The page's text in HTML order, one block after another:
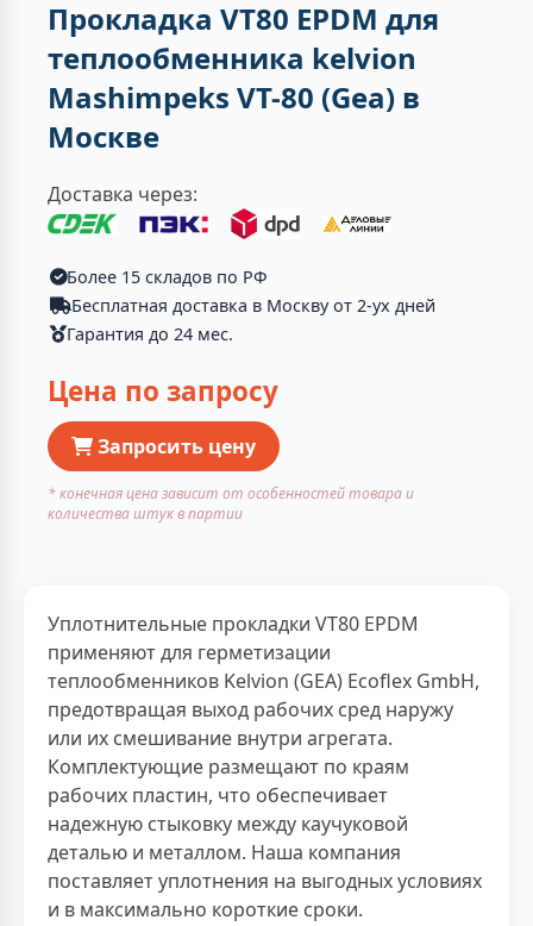
Прокладка VT80 EPDM для
теплообменника kelvion
Mashimpeks VT-80 (Gea) в
Москве
Доставка через:
Более 15 складов по РФ
Бесплатная доставка в Москву от 2-ух дней
Гарантия до 24 мес.
Цена по запросу
Запросить цену
* конечная цена зависит от особенностей товара и
количества штук в партии
Уплотнительные прокладки VT80 EPDM
применяют для герметизации
теплообменников Kelvion (GEA) Ecoflex GmbH,
предотвращая выход рабочих сред наружу
или их смешивание внутри агрегата.
Комплектующие размещают по краям
рабочих пластин, что обеспечивает
надежную стыковку между каучуковой
деталью и металлом. Наша компания
поставляет уплотнения на выгодных условиях
и в максимально короткие сроки.